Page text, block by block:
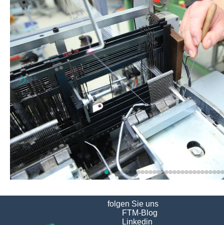
folgen Sie uns
FTM-Blog
Linkedin